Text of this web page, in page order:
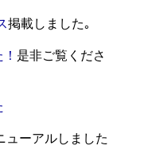
掲載しました｡
是非ご覧くださ
ーアルしました